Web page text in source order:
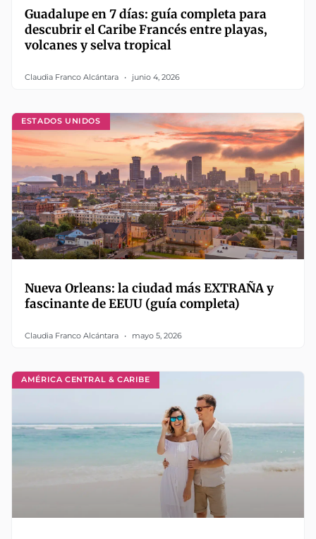
Guadalupe en 7 días: guía completa para
descubrir el Caribe Francés entre playas,
volcanes y selva tropical
Claudia Franco Alcántara junio 4, 2026
ESTADOS UNIDOS
Nueva Orleans: la ciudad más EXTRAÑA y
fascinante de EEUU (guía completa)
Claudia Franco Alcántara mayo 5, 2026
AMÉRICA CENTRAL & CARIBE